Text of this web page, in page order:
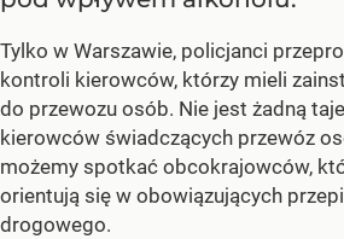
Tylko w Warszawie, policjanci
kontroli kierowców, którzy mieli
do przewozu osób. Nie jest żadną
kierowców świadczących przewóz
możemy spotkać obcokrajowców,
orientują się w obowiązujących
drogowego.